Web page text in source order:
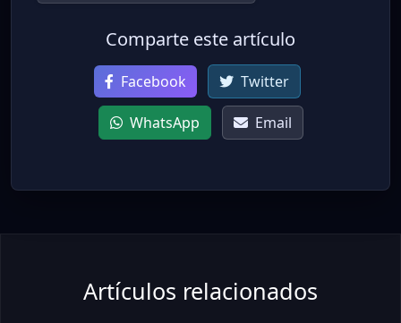
Comparte este artículo
Facebook Twitter
WhatsApp Email
Artículos relacionados